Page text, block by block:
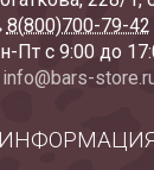
8(800)700-79-42
Пт с 9:00 до
info@bars-